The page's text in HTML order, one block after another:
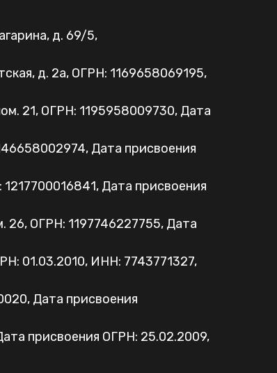
д. 69/5,
д. 2а, ОГРН: 1169658069195,
21, ОГРН: 1195958009730, Дата
Дата присвоения
Дата присвоения
26, ОГРН: 1197746227755, Дата
01.03.2010, ИНН: 7743771327,
Дата присвоения
присвоения ОГРН: 25.02.2009,